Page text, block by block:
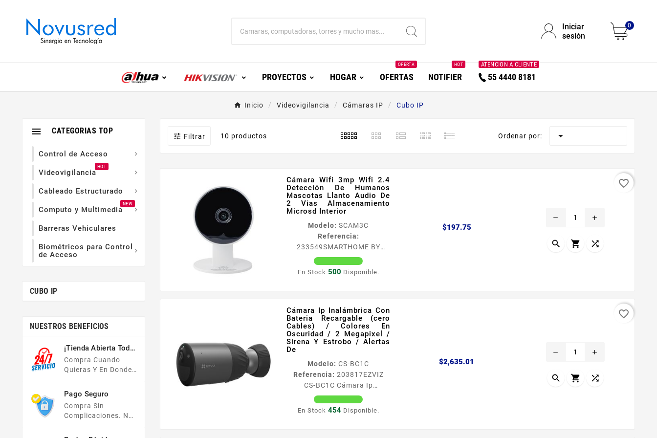
Iniciar
sesión
0
PROYECTOS HOGAR OFERTAS
OFERTA
NOTIFIER
HOT
55 4440 8181
ATENCION A CLIENTE
Inicio Videovigilancia Cámaras IP Cubo IP
CATEGORIAS TOP

Control de Acceso 
Videovigilancia
HOT

Cableado Estructurado 
Computo y Multimedia
NEW

Barreras Vehiculares
Biométricos para Control
de Acceso

CUBO IP
NUESTROS BENEFICIOS
¡Tienda Abierta Todo
El Año!
Compra Cuando
Quieras Y En Donde
Tienda En Línea Está
Disponible Las 24
Hrs Del Día, Los 7
Días De La Semana.
Pago Seguro
Compra Sin
Complicaciones. No
Pago, Todas Tus
 Filtrar 10 productos Ordenar por: 
Cámara Wifi 3mp Wifi 2.4
Detección De Humanos
Mascotas Llanto Audio De
2 Vias Almacenamiento
Microsd Interior
Modelo: SCAM3C
Referencia:
233549SMARTHOME BY
EPCOM SCAM3C Cámara Wifi
3mp Wifi 2.4 Detección De
Interior Especificaciones
Caracteriacutesticas
Principales Resolucioacuten
3MP 2304 x 1296
Visualizacioacuten nocturna
10 mts Audio bidireccional
Soporta deteccioacuten de
movimiento Soporta
deteccioacuten de humanos y
mascotas Soporta fast
En Stock 500 Disponible.
$197.75Precio
remove add
  
favorite_border
Cámara Ip Inalámbrica Con
Bateria Recargable (cero
Cables) / Colores En
Oscuridad / 2 Megapixel /
Sirena Y Estrobo / Alertas
De
Modelo: CS-BC1C
Referencia: 203817EZVIZ
CS-BC1C Cámara Ip
Inalámbrica Con Bateria
Recargable (cero Cables) /
En Stock 454Disponible.
$2,635.01
remove add
  
favorite_border